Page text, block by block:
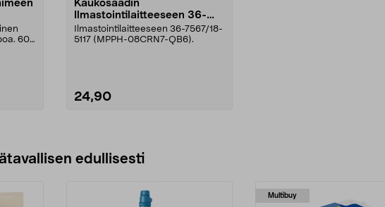
60
Kaukosäädin
Ilmastointilaitteeseen 36-
7567
Ilmastointilaitteeseen 36-7567/18-
5117 (MPPH-08CRN7-QB6).
24,90
edullisesti
Multibuy